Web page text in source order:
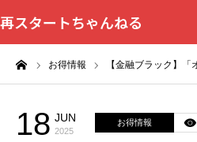
再スタートちゃんねる
お得情報 【金融ブラック】
18 JUN
2025
お得情報
HOME
カテゴリー一覧